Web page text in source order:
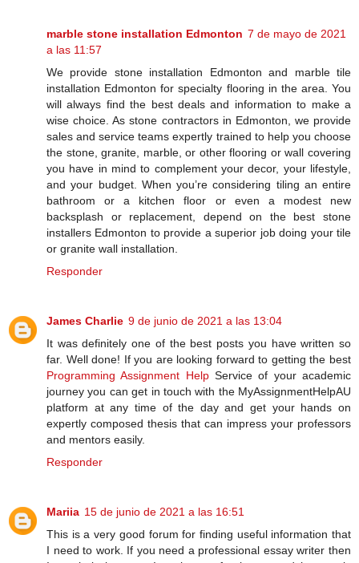
marble stone installation Edmonton 7 de mayo de 2021
a las 11:57
We provide stone installation Edmonton and marble tile
installation Edmonton for specialty flooring in the area. You
will always find the best deals and information to make a
wise choice. As stone contractors in Edmonton, we provide
sales and service teams expertly trained to help you choose
the stone, granite, marble, or other flooring or wall covering
you have in mind to complement your decor, your lifestyle,
and your budget. When you’re considering tiling an entire
bathroom or a kitchen floor or even a modest new
backsplash or replacement, depend on the best stone
installers Edmonton to provide a superior job doing your tile
or granite wall installation.
Responder
James Charlie 9 de junio de 2021 a las 13:04
It was definitely one of the best posts you have written so
far. Well done! If you are looking forward to getting the best
Programming Assignment HelpService of your academic
journey you can get in touch with the MyAssignmentHelpAU
platform at any time of the day and get your hands on
expertly composed thesis that can impress your professors
and mentors easily.
Responder
Mariia 15 de junio de 2021 a las 16:51
This is a very good forum for finding useful information that
I need to work. If you need a professional essay writer then